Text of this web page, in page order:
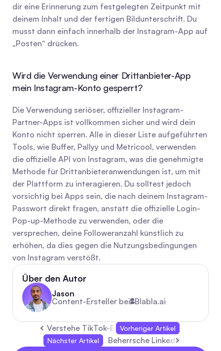
dir eine Erinnerung zum festgelegten Zeitpunkt mit
deinem Inhalt und der fertigen Bildunterschrift. Du
musst dann einfach innerhalb der Instagram-App auf
„Posten“ drücken.
Wird die Verwendung einer Drittanbieter-App
mein Instagram-Konto gesperrt?
Die Verwendung seriöser, offizieller Instagram-
Partner-Apps ist vollkommen sicher und wird dein
Konto nicht sperren. Alle in dieser Liste aufgeführten
Tools, wie Buffer, Pallyy und Metricool, verwenden
die offizielle API von Instagram, was die genehmigte
Methode für Drittanbieteranwendungen ist, um mit
der Plattform zu interagieren. Du solltest jedoch
vorsichtig bei Apps sein, die nach deinem Instagram-
Passwort direkt fragen, anstatt die offizielle Login-
Pop-up-Methode zu verwenden, oder die
versprechen, deine Followeranzahl künstlich zu
erhöhen, da dies gegen die Nutzungsbedingungen
von Instagram verstößt.
Über den Autor
Jason
Content-Ersteller bei Blabla.ai
Verstehe TikTok-Engagement-Kennzahlen,
Vorheriger Artikel
Nächster Artikel
Beherrsche LinkedIn-